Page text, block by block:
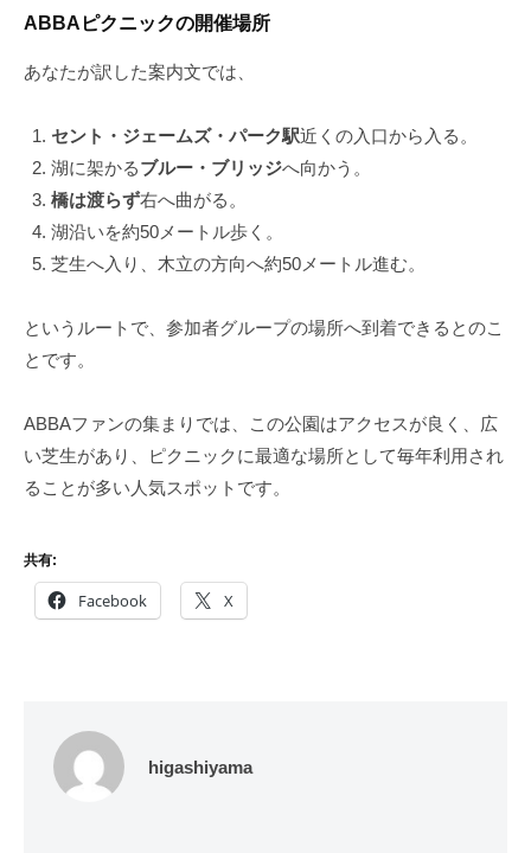
ABBAピクニックの開催場所
あなたが訳した案内文では、
セント・ジェームズ・パーク駅近くの入口から入る。
湖に架かるブルー・ブリッジへ向かう。
橋は渡らず右へ曲がる。
湖沿いを約50メートル歩く。
芝生へ入り、木立の方向へ約50メートル進む。
というルートで、参加者グループの場所へ到着できるとのこ
とです。
ABBAファンの集まりでは、この公園はアクセスが良く、広
い芝生があり、ピクニックに最適な場所として毎年利用され
ることが多い人気スポットです。
共有:
Facebook X
higashiyama